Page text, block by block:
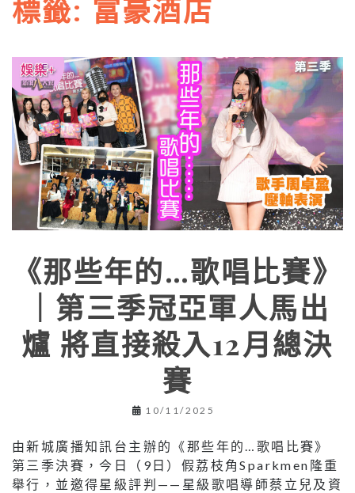
標籤: 富豪酒店
《那些年的…歌唱比賽》
｜第三季冠亞軍人馬出
爐 將直接殺入12月總決
賽
10/11/2025
由新城廣播知訊台主辦的《那些年的…歌唱比賽》
第三季決賽，今日（9日）假荔枝角Sparkmen隆重
舉行，並邀得星級評判——星級歌唱導師蔡立兒及資